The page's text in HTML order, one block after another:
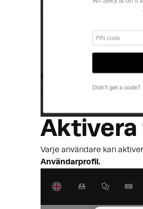
Aktivera
Varje användare kan
Användarprofil.